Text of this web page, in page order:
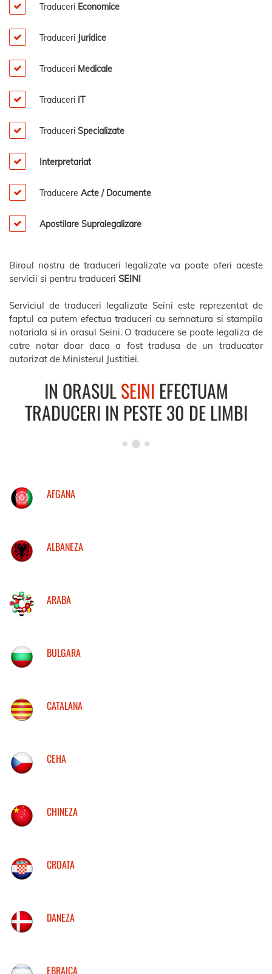
Traduceri Economice
Traduceri Juridice
Traduceri Medicale
Traduceri IT
Traduceri Specializate
Interpretariat
Traducere Acte / Documente
Apostilare Supralegalizare
Biroul nostru de traduceri legalizate va poate oferi aceste
servicii si pentru traduceri SEINI
Serviciul de traduceri legalizate Seini este reprezentat de
faptul ca putem efectua traduceri cu semnatura si stampila
notariala si in orasul Seini. O traducere se poate legaliza de
catre notar doar daca a fost tradusa de un traducator
autorizat de Ministerul Justitiei.
IN ORASULSEINI EFECTUAM
TRADUCERI IN PESTE 30 DE LIMBI
AFGANA
ALBANEZA
ARABA
BULGARA
CATALANA
CEHA
CHINEZA
CROATA
DANEZA
EBRAICA